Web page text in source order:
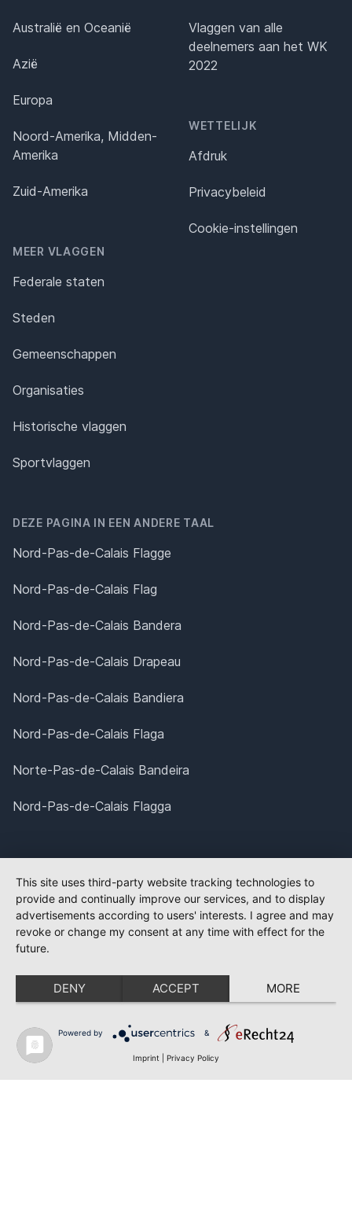
Australië en Oceanië
Azië
Europa
Noord-Amerika, Midden-
Amerika
Zuid-Amerika
MEER VLAGGEN
Federale staten
Steden
Gemeenschappen
Organisaties
Historische vlaggen
Sportvlaggen
Vlaggen van alle
deelnemers aan het WK
2022
WETTELIJK
Afdruk
Privacybeleid
Cookie-instellingen
DEZE PAGINA IN EEN ANDERE TAAL
Nord-Pas-de-Calais Flagge
Nord-Pas-de-Calais Flag
Nord-Pas-de-Calais Bandera
Nord-Pas-de-Calais Drapeau
Nord-Pas-de-Calais Bandiera
Nord-Pas-de-Calais Flaga
Norte-Pas-de-Calais Bandeira
Nord-Pas-de-Calais Flagga
This site uses third-party website tracking technologies to
provide and continually improve our services, and to display
advertisements according to users' interests. I agree and may
revoke or change my consent at any time with effect for the
future.
DENY ACCEPT MORE
Powered by &
Imprint Privacy Policy